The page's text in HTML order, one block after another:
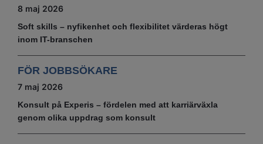
8 maj 2026
Soft skills – nyfikenhet och flexibilitet värderas högt
inom IT-branschen
FÖR JOBBSÖKARE
7 maj 2026
Konsult på Experis – fördelen med att karriärväxla
genom olika uppdrag som konsult